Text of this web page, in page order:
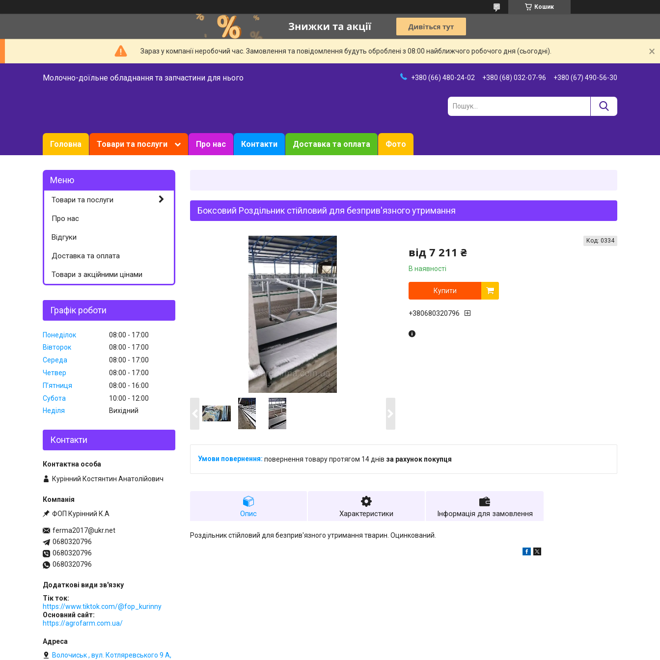
Кошик
Зараз у компанії неробочий час. Замовлення та повідомлення будуть оброблені з 08:00 найближчого робочого дня (сьогодні).
Молочно-доїльне обладнання та запчастини для нього +380 (66) 480-24-02 +380 (68) 032-07-96 +380 (67) 490-56-30
Головна Товари та послуги Про нас Контакти Доставка та оплата Фото
Боксовий Роздільник стійловий для безприв'язного утримання
від 7 211 ₴
В наявності
Код: 0334
Купити
+380680320796
повернення товару протягом 14 днів за рахунок покупця
Опис Характеристики Інформація для замовлення
Роздільник стійловий для безприв'язного утримання тварин. Оцинкований.
Товари та послуги
Про нас
Відгуки
Доставка та оплата
Товари з акційними цінами
Графік роботи
Понеділок 08:00
17:00
Вівторок
08:00
17:00
Середа
08:00
17:00
Четвер
08:00
17:00
Пʼятниця
08:00
16:00
Субота
10:00
12:00
Неділя
Вихідний
Контакти
Курінний Костянтин Анатолійович
ФОП Курінний К.А
ferma2017@ukr.net
0680320796
0680320796
0680320796
Тік ток
https://www.tiktok.com/@fop_kurinny
Основний сайт
https://agrofarm.com.ua/
Волочиськ , вул. Котляревського 9 А,